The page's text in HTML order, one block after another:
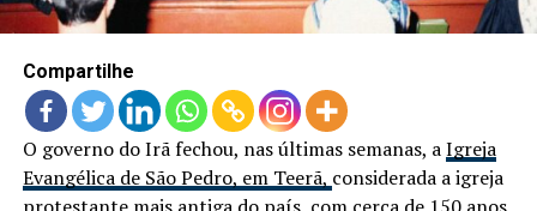
Compartilhe
O governo do Irã fechou, nas últimas semanas, aIgreja
Evangélica de São Pedro, em Teerã, considerada a igreja